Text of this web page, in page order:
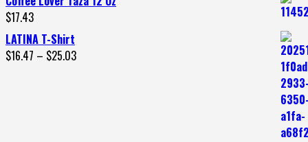
$17.43
LATINA T-Shirt
$16.47 – $25.03